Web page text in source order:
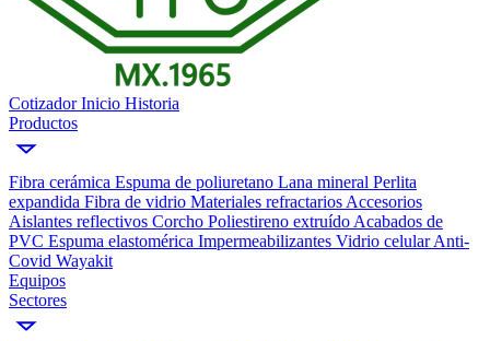
CotizadorInicio Historia
Productos
Fibra cerámica Espuma de poliuretano Lana mineral Perlita
expandida Fibra de vidrio Materiales refractarios Accesorios
Aislantes reflectivos Corcho Poliestireno extruído Acabados de
PVC Espuma elastomérica Impermeabilizantes Vidrio celularAnti-
Covid Wayakit
Equipos
Sectores